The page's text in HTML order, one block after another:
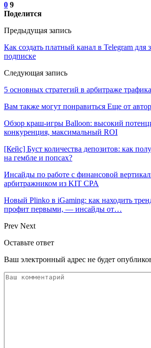
0 9
Поделится
Предыдущая запись
Как создать платный канал в Telegram для
подписке
Следующая запись
5 основных стратегий в арбитраже трафика
Вам также могут понравиться Еще от
Обзор краш-игры Balloon: высокий
конкуренция, максимальный ROI
[Кейс] Буст количества депозитов: как
на гембле и попсах?
Инсайды по работе с финансовой
арбитражником из KIT CPA
Новый Plinko в iGaming: как находить
профит первыми, — инсайды от…
Prev Next
Оставьте ответ
Ваш электронный адрес не будет